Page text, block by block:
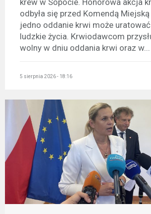
krew w Sopocie. Honorowa akcja
odbyła się przed Komendą
jedno oddanie krwi może
ludzkie życia. Krwiodawcom
wolny w dniu oddania krwi oraz w...
5 sierpnia 2026 - 18:16